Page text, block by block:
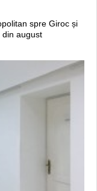
spre Giroc și
din august